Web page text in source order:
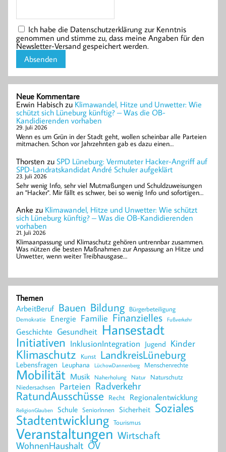
Ich habe die Datenschutzerklärung zur Kenntnis
genommen und stimme zu, dass meine Angaben für den
Newsletter-Versand gespeichert werden.
Neue Kommentare
Erwin Habisch zu Klimawandel, Hitze und Unwetter: Wie
schützt sich Lüneburg künftig? – Was die OB-
Kandidierenden vorhaben
29. Juli 2026
Wenn es um Grün in der Stadt geht, wollen scheinbar alle Parteien
mitmachen. Schon vor Jahrzehnten gab es dazu einen…
Thorsten zu SPD Lüneburg: Vermuteter Hacker-Angriff auf
SPD-Landratskandidat André Schuler aufgeklärt
23. Juli 2026
Sehr wenig Info, sehr viel Mutmaßungen und Schuldzuweisungen
an "Hacker". Mir fällt es schwer, bei so wenig Info und sofortigen…
Anke zu Klimawandel, Hitze und Unwetter: Wie schützt
sich Lüneburg künftig? – Was die OB-Kandidierenden
vorhaben
21. Juli 2026
Klimaanpassung und Klimaschutz gehören untrennbar zusammen.
Was nützen die besten Maßnahmen zur Anpassung an Hitze und
Unwetter, wenn weiter Treibhausgase…
Themen
ArbeitBeruf Bauen Bildung Bürgerbeteiligung
Demokratie Energie Familie Finanzielles Fußverkehr
Geschichte Gesundheit Hansestadt
Initiativen InklusionIntegration Jugend Kinder
Klimaschutz Kunst LandkreisLüneburg
Lebensfragen Leuphana LüchowDannenberg Menschenrechte
Mobilität Musik Naherholung Natur Naturschutz
Niedersachsen Parteien Radverkehr
RatundAusschüsse Recht Regionalentwicklung
ReligionGlauben Schule SeniorInnen Sicherheit Soziales
Stadtentwicklung Tourismus
Veranstaltungen Wirtschaft
WohnenHaushalt ÖV